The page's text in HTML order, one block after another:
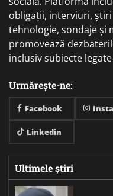
obligații, interviuri,
tehnologie, sondaje și
promovează
inclusiv subiecte
Urmărește-ne:
Facebook
Linkedin
Ultimele știri